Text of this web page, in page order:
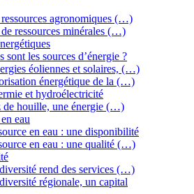
agronomiques (…)
ressources minérales (…)
sont les sources d’énergie ?
éoliennes et solaires, (…)
énergétique de la (…)
et hydroélectricité
de houille, une énergie (…)
eau
en eau : une disponibilité
en eau : une qualité (…)
rend des services (…)
régionale, un capital